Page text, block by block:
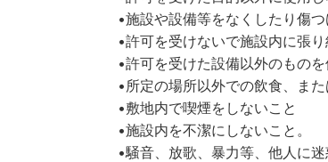
•施設や設備等をなくしたり傷つ
•許可を受けないで施設内に張
•許可を受けた設備以外のものを
•所定の場所以外での飲食、ま
•敷地内で喫煙をしないこと
•施設内を不潔にしないこと。
•騒音、放歌、暴力等、他人に迷